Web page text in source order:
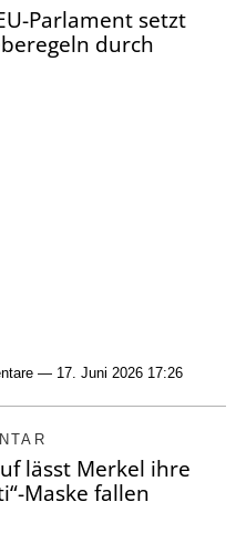
Parlament setzt
durch
— 17. Juni 2026 17:26
lässt Merkel ihre
Maske fallen